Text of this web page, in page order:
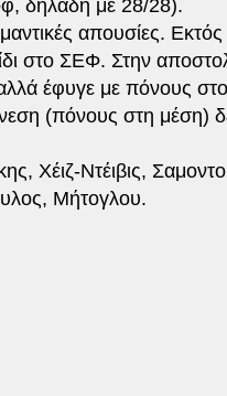
δηλαδή με 28/28).
απουσίες.
στο ΣΕΦ. Στην
έφυγε με πόνους
(πόνους στη μέση)
Χέιζ-Ντέιβις,
Μήτογλου.